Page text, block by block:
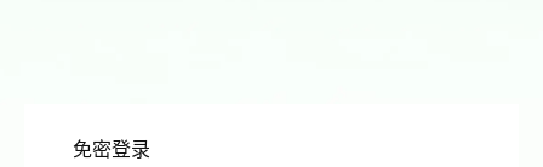
免密登录